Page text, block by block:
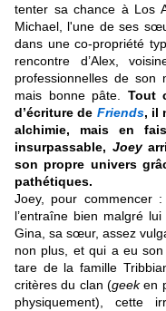
tenter sa chance à Los
Michael, l'une de ses
dans une co-propriété
rencontre d’Alex,
professionnelles de son
mais bonne pâte. Tout
d’écriture de Friends, il
alchimie, mais en
insurpassable, Joey
son propre univers
pathétiques.
Joey, pour commencer
l’entraîne bien malgré
Gina, sa sœur, assez
non plus, et qui a eu
tare de la famille
critères du clan (geeken
physiquement), cette